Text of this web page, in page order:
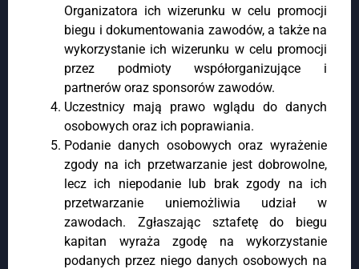
Organizatora ich wizerunku w celu promocji
biegu i dokumentowania zawodów, a także na
wykorzystanie ich wizerunku w celu promocji
przez podmioty współorganizujące i
partnerów oraz sponsorów zawodów.
Uczestnicy mają prawo wglądu do danych
osobowych oraz ich poprawiania.
Podanie danych osobowych oraz wyrażenie
zgody na ich przetwarzanie jest dobrowolne,
lecz ich niepodanie lub brak zgody na ich
przetwarzanie uniemożliwia udział w
zawodach. Zgłaszając sztafetę do biegu
kapitan wyraża zgodę na wykorzystanie
podanych przez niego danych osobowych na